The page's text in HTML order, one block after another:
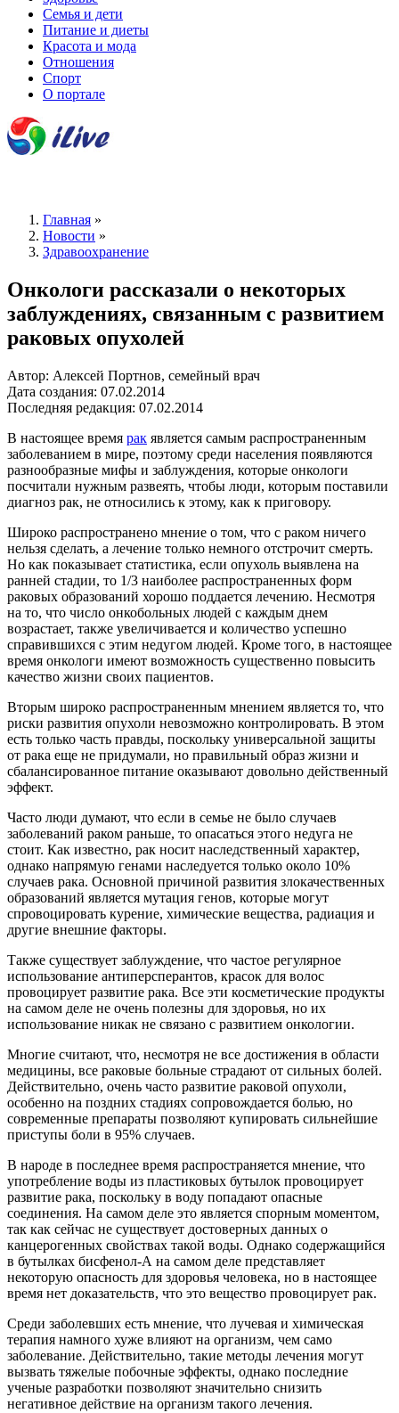
Семья и дети
Питание и диеты
Красота и мода
Отношения
Спорт
О портале
Главная »
Новости »
Здравоохранение
Онкологи рассказали о некоторых
заблуждениях, связанным с развитием
раковых опухолей
Автор: Алексей Портнов, семейный врач
Дата создания: 07.02.2014
Последняя редакция: 07.02.2014
В настоящее время рак является самым распространенным
заболеванием в мире, поэтому среди населения появляются
разнообразные мифы и заблуждения, которые онкологи
посчитали нужным развеять, чтобы люди, которым поставили
диагноз рак, не относились к этому, как к приговору.
Широко распространено мнение о том, что с раком ничего
нельзя сделать, а лечение только немного отстрочит смерть.
Но как показывает статистика, если опухоль выявлена на
ранней стадии, то 1/3 наиболее распространенных форм
раковых образований хорошо поддается лечению. Несмотря
на то, что число онкобольных людей с каждым днем
возрастает, также увеличивается и количество успешно
справившихся с этим недугом людей. Кроме того, в настоящее
время онкологи имеют возможность существенно повысить
качество жизни своих пациентов.
Вторым широко распространенным мнением является то, что
риски развития опухоли невозможно контролировать. В этом
есть только часть правды, поскольку универсальной защиты
от рака еще не придумали, но правильный образ жизни и
сбалансированное питание оказывают довольно действенный
эффект.
Часто люди думают, что если в семье не было случаев
заболеваний раком раньше, то опасаться этого недуга не
стоит. Как известно, рак носит наследственный характер,
однако напрямую генами наследуется только около 10%
случаев рака. Основной причиной развития злокачественных
образований является мутация генов, которые могут
спровоцировать курение, химические вещества, радиация и
другие внешние факторы.
Также существует заблуждение, что частое регулярное
использование антиперсперантов, красок для волос
провоцирует развитие рака. Все эти косметические продукты
на самом деле не очень полезны для здоровья, но их
использование никак не связано с развитием онкологии.
Многие считают, что, несмотря не все достижения в области
медицины, все раковые больные страдают от сильных болей.
Действительно, очень часто развитие раковой опухоли,
особенно на поздних стадиях сопровождается болью, но
современные препараты позволяют купировать сильнейшие
приступы боли в 95% случаев.
В народе в последнее время распространяется мнение, что
употребление воды из пластиковых бутылок провоцирует
развитие рака, поскольку в воду попадают опасные
соединения. На самом деле это является спорным моментом,
так как сейчас не существует достоверных данных о
канцерогенных свойствах такой воды. Однако содержащийся
в бутылках бисфенол-А на самом деле представляет
некоторую опасность для здоровья человека, но в настоящее
время нет доказательств, что это вещество провоцирует рак.
Среди заболевших есть мнение, что лучевая и химическая
терапия намного хуже влияют на организм, чем само
заболевание. Действительно, такие методы лечения могут
вызвать тяжелые побочные эффекты, однако последние
ученые разработки позволяют значительно снизить
негативное действие на организм такого лечения.